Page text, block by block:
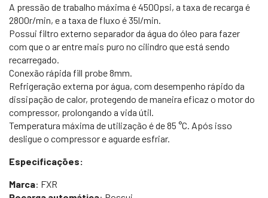
A pressão de trabalho máxima é 4500psi, a taxa de recarga é
2800r/min, e a taxa de fluxo é 35l/min.
Possui filtro externo separador da água do óleo para fazer
com que o ar entre mais puro no cilindro que está sendo
recarregado.
Conexão rápida fill probe 8mm.
Refrigeração externa por água, com desempenho rápido da
dissipação de calor, protegendo de maneira eficaz o motor do
compressor, prolongando a vida útil.
Temperatura máxima de utilização é de 85 °C. Após isso
desligue o compressor e aguarde esfriar.
Especificações:
Marca: FXR